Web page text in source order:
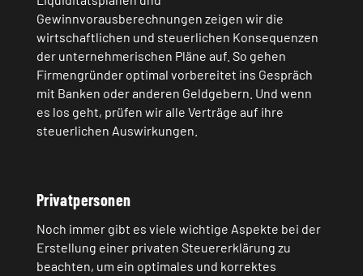
Gewinnvorausberechnungen zeigen wir die
wirtschaftlichen und steuerlichen Konsequenzen
der unternehmerischen Pläne auf. So gehen
Firmengründer optimal vorbereitet ins Gespräch
mit Banken oder anderen Geldgebern. Und wenn
es los geht, prüfen wir alle Verträge auf ihre
steuerlichen Auswirkungen.
Privatpersonen
Noch immer gibt es viele wichtige Aspekte bei der
Erstellung einer privaten Steuererklärung zu
beachten, um ein optimales und korrektes